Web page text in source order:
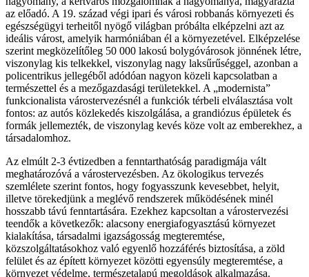
az előadó. A 19. század végi ipari és városi robbanás környezeti és
egészségügyi terheitől nyögő világban próbálta elképzelni azt az
ideális várost, amelyik harmóniában él a környezetével. Elképzelése
szerint megközelítőleg 50 000 lakosú bolygóvárosok jönnének létre,
viszonylag kis telkekkel, viszonylag nagy laksűrűséggel, azonban a
policentrikus jellegéből adódóan nagyon közeli kapcsolatban a
természettel és a mezőgazdasági területekkel. A „modernista”
funkcionalista várostervezésnél a funkciók térbeli elválasztása volt
fontos: az autós közlekedés kiszolgálása, a grandiózus épületek és
formák jellemezték, de viszonylag kevés köze volt az emberekhez, a
társadalomhoz.
Az elmúlt 2-3 évtizedben a fenntarthatóság paradigmája vált
meghatározóvá a várostervezésben. Az ökologikus tervezés
szemlélete szerint fontos, hogy fogyasszunk kevesebbet, helyit,
illetve törekedjünk a meglévő rendszerek működésének minél
hosszabb távú fenntartására. Ezekhez kapcsoltan a várostervezési
teendők a következők: alacsony energiafogyasztású környezet
kialakítása, társadalmi igazságosság megteremtése,
közszolgáltatásokhoz való egyenlő hozzáférés biztosítása, a zöld
felület és az épített környezet közötti egyensúly megteremtése, a
környezet védelme, természetalapú megoldások alkalmazása.